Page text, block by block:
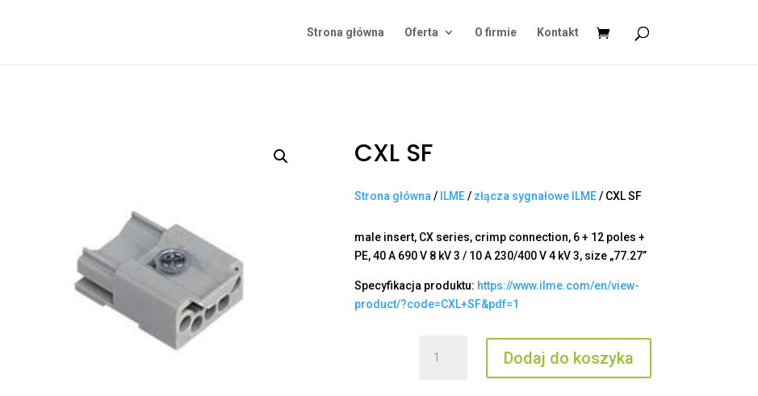
Strona główna Oferta O firmie Kontakt
CXL SF
Strona główna/ ILME/ złącza sygnałowe ILME/ CXL SF
male insert, CX series, crimp connection, 6 + 12 poles +
PE, 40 A 690 V 8 kV 3 / 10 A 230/400 V 4 kV 3, size „77.27”
Specyfikacja produktu: https://www.ilme.com/en/view-
product/?code=CXL+SF&pdf=1
CXL
Dodaj do koszyka